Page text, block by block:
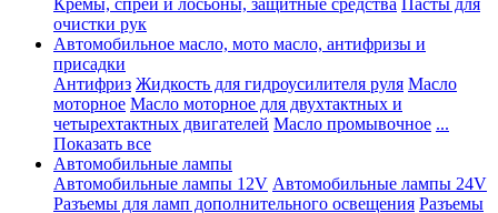
Кремы, спреи и лосьоны, защитные средства Пасты для
очистки рук
Автомобильное масло, мото масло, антифризы и
присадки
Антифриз Жидкость для гидроусилителя руля Масло
моторное Масло моторное для двухтактных и
четырехтактных двигателей Масло промывочное ...
Показать все
Автомобильные лампы
Автомобильные лампы 12V Автомобильные лампы 24V
Разъемы для ламп дополнительного освещения Разъемы